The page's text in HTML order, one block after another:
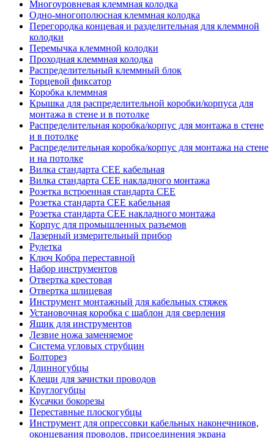
Многоуровневая клеммная колодка
Одно-многополюсная клеммная колодка
Перегородка концевая и разделительная для клеммной
колодки
Перемычка клеммной колодки
Проходная клеммная колодка
Распределительный клеммный блок
Торцевой фиксатор
Коробка клеммная
Крышка для распределительной коробки/корпуса для
монтажа в стене и в потолке
Распределительная коробка/корпус для монтажа в стене
и в потолке
Распределительная коробка/корпус для монтажа на стене
и на потолке
Вилка стандарта CEE кабельная
Вилка стандарта CEE накладного монтажа
Розетка встроенная стандарта CEE
Розетка стандарта СЕЕ кабельная
Розетка стандарта СЕЕ накладного монтажа
Корпус для промышленных разъемов
Лазерный измерительный прибор
Рулетка
Ключ Кобра переставной
Набор инструментов
Отвертка крестовая
Отвертка шлицевая
Инструмент монтажный для кабельных стяжек
Установочная коробка с шаблон для сверления
Ящик для инструментов
Лезвие ножа заменяемое
Система угловых струбцин
Болторез
Длинногубцы
Клещи для зачистки проводов
Круглогубцы
Кусачки бокорезы
Переставные плоскогубцы
Инструмент для опрессовки кабельных наконечников,
оконцевания проводов, присоединения экрана